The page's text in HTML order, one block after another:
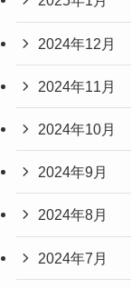
2024年12月
2024年11月
2024年10月
2024年9月
2024年8月
2024年7月